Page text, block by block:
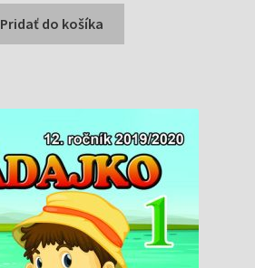
bola:
7,99 €.
je:
6,99 €.
Pridať do košíka